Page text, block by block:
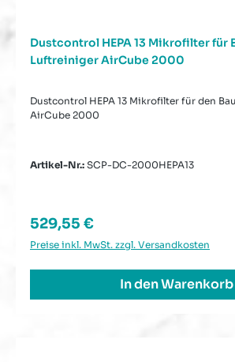
Dustcontrol HEPA 13 Mikrofilter für
Luftreiniger AirCube 2000
Dustcontrol HEPA 13 Mikrofilter für den
AirCube 2000
Artikel-Nr.: SCP-DC-2000HEPA13
Regulärer Preis:
529,55 €
Preise inkl. MwSt. zzgl. Versandkosten
In den Warenkorb